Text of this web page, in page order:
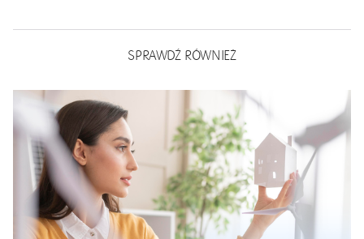
SPRAWDŹ RÓWNIEŻ